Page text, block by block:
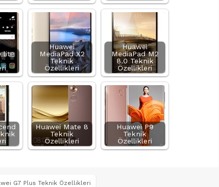
lite
Huawei
MediaPad X2
Teknik
Özellikleri
Huawei
MediaPad M2
8.0 Teknik
Özellikleri
Huawei Mate 8
Teknik
Özellikleri
Huawei P9
Teknik
Özellikleri
G7 Plus Teknik Özellikleri
Google Pixel 10 Pro Teknik
Özellikleri
√ Temel Teknik Özellikleri √ Temel Teknik
Özellikler ve Detaylı Bilgileri. Ekran: 6.3 inç,
1280 x 2856 piksel, 120 Hz LTPO